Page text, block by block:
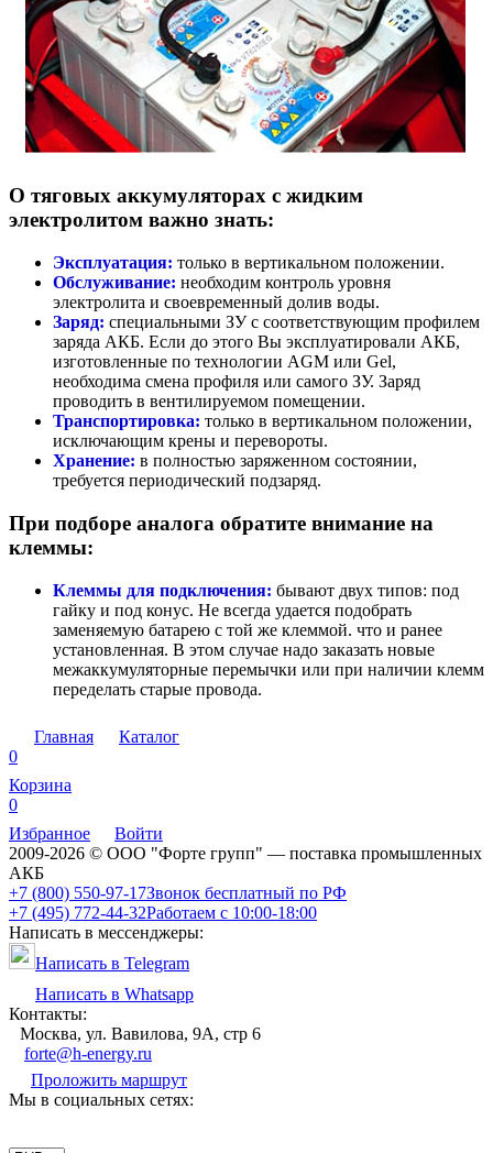
О тяговых аккумуляторах с жидким
электролитом важно знать:
Эксплуатация: только в вертикальном положении.
Обслуживание: необходим контроль уровня
электролита и своевременный долив воды.
Заряд: специальными ЗУ с соответствующим профилем
заряда АКБ. Если до этого Вы эксплуатировали АКБ,
изготовленные по технологии AGM или Gel,
необходима смена профиля или самого ЗУ. Заряд
проводить в вентилируемом помещении.
Транспортировка: только в вертикальном положении,
исключающим крены и перевороты.
Хранение: в полностью заряженном состоянии,
требуется периодический подзаряд.
При подборе аналога обратите внимание на
клеммы:
Клеммы для подключения: бывают двух типов: под
гайку и под конус. Не всегда удается подобрать
заменяемую батарею с той же клеммой. что и ранее
установленная. В этом случае надо заказать новые
межаккумуляторные перемычки или при наличии клемм
переделать старые провода.
Главная
Каталог
0
Корзина
0
Избранное
Войти
2009-2026 © ООО "Форте групп" — поставка промышленных
АКБ
+7 (800) 550-97-17Звонок бесплатный по РФ
+7 (495) 772-44-32Работаем с 10:00-18:00
Написать в мессенджеры:
Написать в Telegram
Написать в Whatsapp
Контакты:
Москва, ул. Вавилова, 9А, стр 6
forte@h-energy.ru
Проложить маршрут
Мы в социальных сетях: